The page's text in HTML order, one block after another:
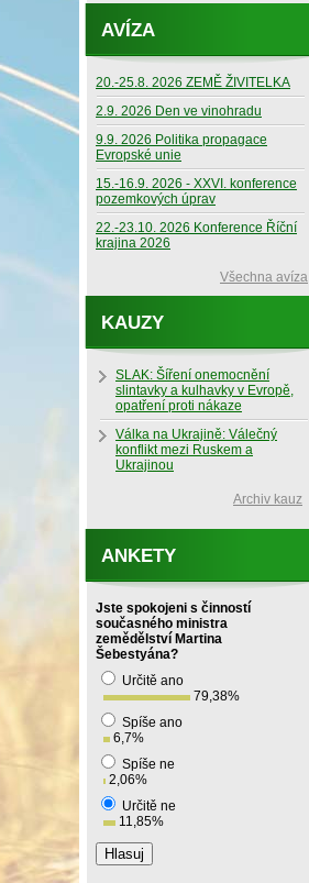
AVÍZA
20.-25.8. 2026 ZEMĚ ŽIVITELKA
2.9. 2026 Den ve vinohradu
9.9. 2026 Politika propagace
Evropské unie
15.-16.9. 2026 - XXVI. konference
pozemkových úprav
22.-23.10. 2026 Konference Říční
krajina 2026
Všechna avíza
KAUZY
SLAK: Šíření onemocnění
slintavky a kulhavky v Evropě,
opatření proti nákaze
Válka na Ukrajině: Válečný
konflikt mezi Ruskem a
Ukrajinou
Archiv kauz
ANKETY
Jste spokojeni s činností
současného ministra
zemědělství Martina
Šebestyána?
Určitě ano
79,38%
Spíše ano
6,7%
Spíše ne
2,06%
Určitě ne
11,85%